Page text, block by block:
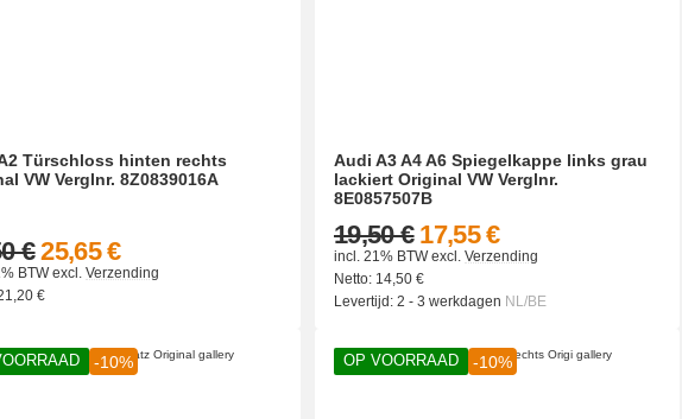
Türschloss hinten rechts
VW Verglnr. 8Z0839016A
25,65 €
€
BTWexcl. Verzending
€
Audi A3 A4 A6 Spiegelkappe links grau
lackiert Original VW Verglnr.
8E0857507B
17,55 €
19,50 €
incl. 21% BTWexcl. Verzending
Netto: 14,50 €
Levertijd: 2 - 3 werkdagen NL/BE
-10% OP VOORRAAD -10%